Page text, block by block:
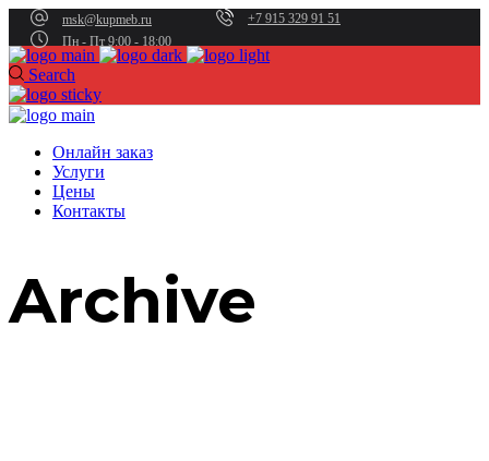
msk@kupmeb.ru
+7 915 329 91 51
Пн - Пт 9:00 - 18:00
Search
Онлайн заказ
Услуги
Цены
Контакты
Archive